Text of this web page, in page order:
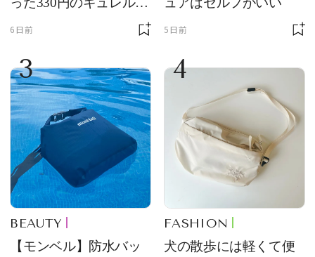
6日前 5日前
3
BEAUTY
【モンベル】防水バッ
4
FASHION
犬の散歩には軽くて便